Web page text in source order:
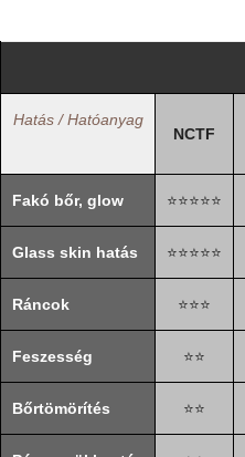
Hatás / Hatóanyag
NCTF
Fakó bőr, glow ⭐⭐⭐⭐⭐
Glass skin hatás ⭐⭐⭐⭐⭐
Ráncok ⭐⭐⭐
Feszesség ⭐⭐
Bőrtömörítés ⭐⭐